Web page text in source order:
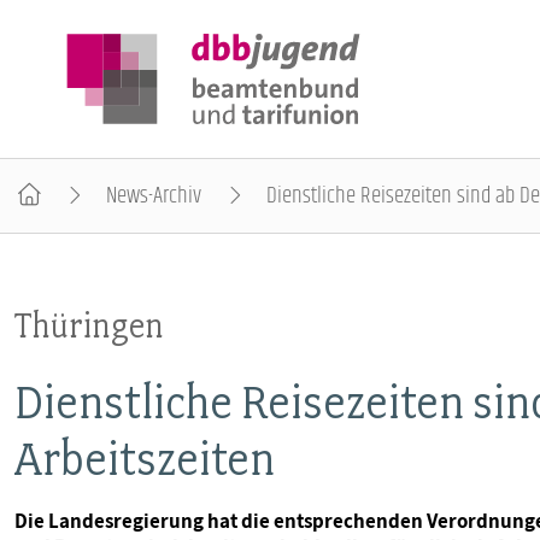
POSITIONEN
AUSBILDUNGSINFORMATIONEN
INTERNATIONALES
News-Archiv Dienstliche Reisezeiten sind ab
Thüringen
Dienstliche Reisezeiten
Arbeitszeiten
Die Landesregierung hat die entsprechenden